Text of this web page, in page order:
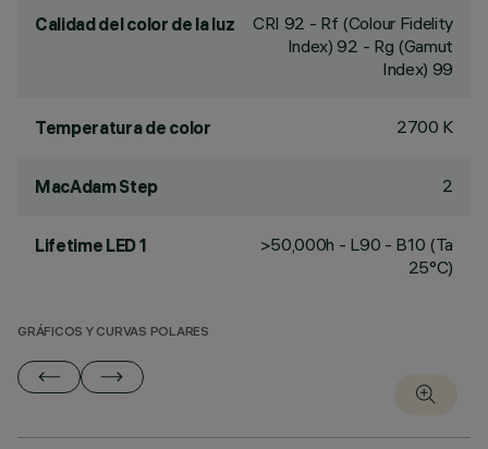
Calidad del color de la luz CRI 92 - Rf (Colour Fidelity
Index) 92 - Rg (Gamut
Index) 99
Temperatura de color 2700 K
MacAdam Step 2
Lifetime LED 1
>50,000h - L90 - B10 (Ta
25°C)
GRÁFICOS Y CURVAS POLARES